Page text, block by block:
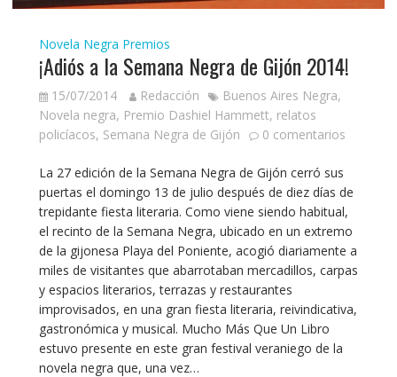
Novela Negra Premios
¡Adiós a la Semana Negra de Gijón 2014!
15/07/2014 Redacción Buenos Aires Negra,
Novela negra, Premio Dashiel Hammett, relatos
policíacos, Semana Negra de Gijón 0 comentarios
La 27 edición de la Semana Negra de Gijón cerró sus
puertas el domingo 13 de julio después de diez días de
trepidante fiesta literaria. Como viene siendo habitual,
el recinto de la Semana Negra, ubicado en un extremo
de la gijonesa Playa del Poniente, acogió diariamente a
miles de visitantes que abarrotaban mercadillos, carpas
y espacios literarios, terrazas y restaurantes
improvisados, en una gran fiesta literaria, reivindicativa,
gastronómica y musical. Mucho Más Que Un Libro
estuvo presente en este gran festival veraniego de la
novela negra que, una vez…